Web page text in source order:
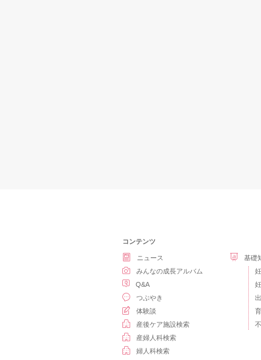
コンテンツ
ニュース
みんなの成長アルバム
Q&A
つぶやき
体験談
産後ケア施設検索
産婦人科検索
婦人科検索
基礎